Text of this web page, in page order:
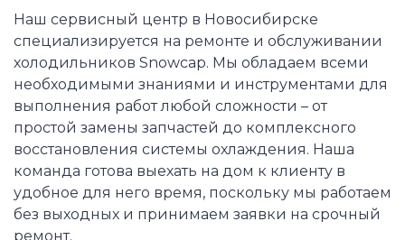
Наш сервисный центр в Новосибирске
специализируется на ремонте и обслуживании
холодильников Snowcap. Мы обладаем всеми
необходимыми знаниями и инструментами для
выполнения работ любой сложности – от
простой замены запчастей до комплексного
восстановления системы охлаждения. Наша
команда готова выехать на дом к клиенту в
удобное для него время, поскольку мы работаем
без выходных и принимаем заявки на срочный
ремонт.